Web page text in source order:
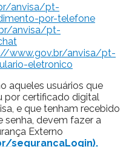
anvisa/pt-
por-telefone
anvisa/pt-
www.gov.br/anvisa/pt-
eletronico
aqueles usuários que
por certificado digital
e que tenham recebido
devem fazer a
Externo
segurancaLogin).